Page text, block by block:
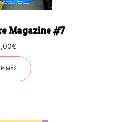
Magazine #7
€
MÁS